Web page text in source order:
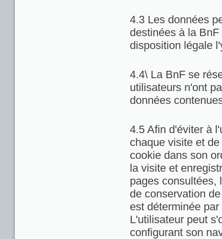
4.3 Les données
destinées à la
disposition légale
4.4\ La BnF se
utilisateurs n'ont
données
4.5 Afin d'éviter à
chaque visite et
cookie dans son
la visite et
pages consultées,
de conservation
est déterminée
L'utilisateur peut
configurant son